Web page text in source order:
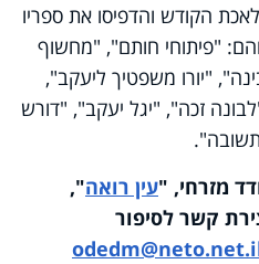
הקודש והדפיסו את ספריו
"פיתוחי חותם", "מחשוף
"יורו משפטיך ליעקב",
זכה", "יגל יעקב", "דורש
מזרחי, "עין רואה",
קשר לסיפור